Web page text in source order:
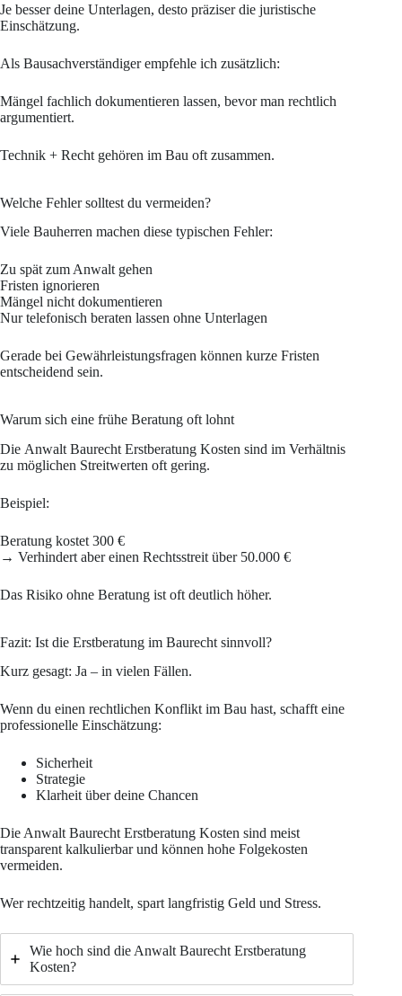
Je besser deine Unterlagen, desto präziser die juristische
Einschätzung.
Als Bausachverständiger empfehle ich zusätzlich:
Mängel fachlich dokumentieren lassen, bevor man rechtlich
argumentiert.
Technik + Recht gehören im Bau oft zusammen.
Welche Fehler solltest du vermeiden?
Viele Bauherren machen diese typischen Fehler:
Zu spät zum Anwalt gehen
Fristen ignorieren
Mängel nicht dokumentieren
Nur telefonisch beraten lassen ohne Unterlagen
Gerade bei Gewährleistungsfragen können kurze Fristen
entscheidend sein.
Warum sich eine frühe Beratung oft lohnt
Die Anwalt Baurecht Erstberatung Kosten sind im Verhältnis
zu möglichen Streitwerten oft gering.
Beispiel:
Beratung kostet 300 €
→ Verhindert aber einen Rechtsstreit über 50.000 €
Das Risiko ohne Beratung ist oft deutlich höher.
Fazit: Ist die Erstberatung im Baurecht sinnvoll?
Kurz gesagt: Ja – in vielen Fällen.
Wenn du einen rechtlichen Konflikt im Bau hast, schafft eine
professionelle Einschätzung:
Sicherheit
Strategie
Klarheit über deine Chancen
Die Anwalt Baurecht Erstberatung Kosten sind meist
transparent kalkulierbar und können hohe Folgekosten
vermeiden.
Wer rechtzeitig handelt, spart langfristig Geld und Stress.
Wie hoch sind die Anwalt Baurecht Erstberatung
Kosten?